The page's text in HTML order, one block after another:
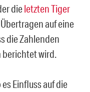
dieletzten Tiger
auf eine
die Zahlenden
berichtet wird.
Einfluss auf die